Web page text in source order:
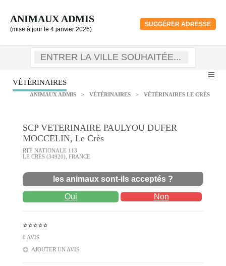
ANIMAUX ADMIS
(mise à jour le 4 janvier 2026)
SUGGÉRER ADRESSE
VÉTÉRINAIRES
ANIMAUX ADMIS > VÉTÉRINAIRES > VÉTÉRINAIRES LE CRÈS
SCP VETERINAIRE PAULYOU DUFER
MOCCELIN, Le Crès
RTE NATIONALE 113
LE CRÈS (34920), FRANCE
les animaux sont-ils acceptés ?
Oui Non
⭐⭐⭐⭐⭐
0 AVIS
AJOUTER UN AVIS